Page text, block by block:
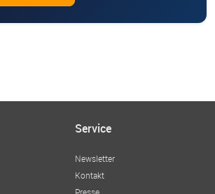
Service
Newsletter
Kontakt